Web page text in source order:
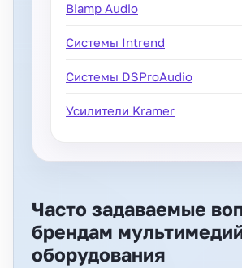
Biamp Audio
Системы Intrend
Системы DSProAudio
Усилители Kramer
Часто задаваемые
брендам
оборудования